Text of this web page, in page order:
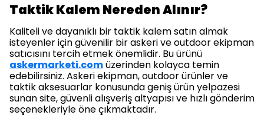
Taktik Kalem Nereden Alınır?
Kaliteli ve dayanıklı bir taktik kalem satın almak
isteyenler için güvenilir bir askeri ve outdoor ekipman
satıcısını tercih etmek önemlidir. Bu ürünü
askermarketi.comüzerinden kolayca temin
edebilirsiniz. Askeri ekipman, outdoor ürünler ve
taktik aksesuarlar konusunda geniş ürün yelpazesi
sunan site, güvenli alışveriş altyapısı ve hızlı gönderim
seçenekleriyle öne çıkmaktadır.